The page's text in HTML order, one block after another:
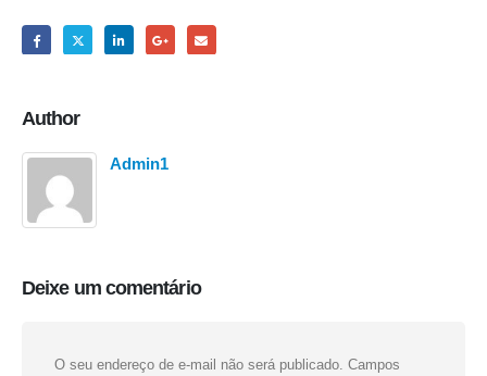
Author
Admin1
Deixe um comentário
O seu endereço de e-mail não será publicado. Campos